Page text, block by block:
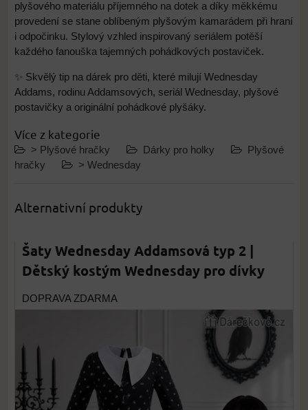
plyšového materiálu příjemného na dotek a díky měkkému
provedení se stane oblíbeným plyšovým kamarádem při hraní
i odpočinku. Stylový vzhled inspirovaný seriálem potěší
každého fanouška tajemných pohádkových postaviček.
✨ Skvělý tip na dárek pro děti, které milují Wednesday
Addams, rodinu Addamsových, seriál Wednesday, plyšové
postavičky a originální pohádkové plyšáky.
Více z kategorie
> Plyšové hračky Dárky pro holky
Plyšové
hračky
> Wednesday
Alternativní produkty
Šaty Wednesday Addamsová typ 2 |
Dětský kostým Wednesday pro dívky
DOPRAVA ZDARMA